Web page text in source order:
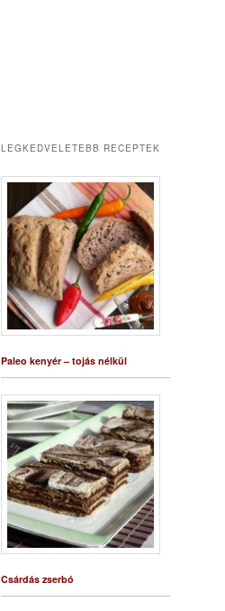
LEGKEDVELETEBB RECEPTEK
Paleo kenyér – tojás nélkül
Csárdás zserbó